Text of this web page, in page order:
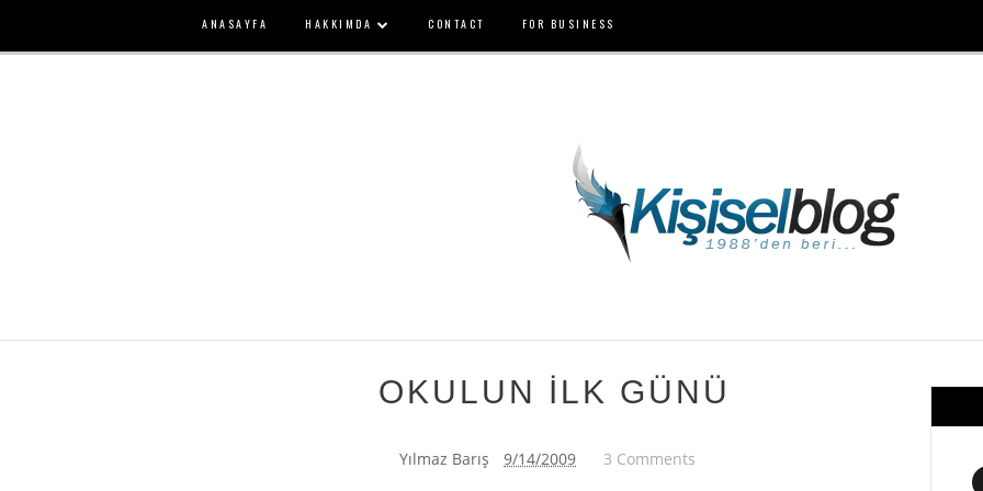
ANASAYFA HAKKIMDA CONTACT FOR BUSINESS
OKULUN İLK GÜNÜ
Yılmaz Barış 9/14/2009 3 Comments